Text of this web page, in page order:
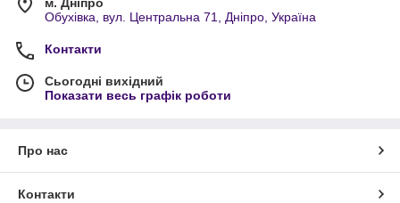
м. Дніпро
Обухівка, вул. Центральна 71, Дніпро, Україна
Контакти
Сьогодні вихідний
Показати весь графік роботи
Про нас
Контакти